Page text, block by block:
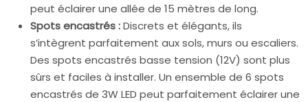
peut éclairer une allée de 15 mètres de long.
Spots encastrés :Discrets et élégants, ils
s’intègrent parfaitement aux sols, murs ou escaliers.
Des spots encastrés basse tension (12V) sont plus
sûrs et faciles à installer. Un ensemble de 6 spots
encastrés de 3W LED peut parfaitement éclairer une